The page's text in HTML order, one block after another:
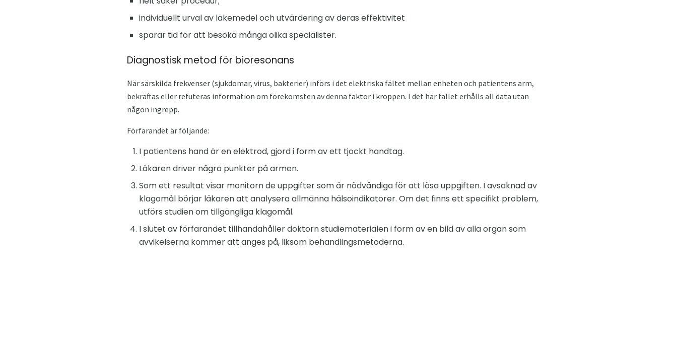
individuellt urval av läkemedel och utvärdering av deras effektivitet
sparar tid för att besöka många olika specialister.
Diagnostisk metod för bioresonans
När särskilda frekvenser (sjukdomar, virus, bakterier) införs i det elektriska fältet mellan enheten och patientens arm,
bekräftas eller refuteras information om förekomsten av denna faktor i kroppen. I det här fallet erhålls all data utan
någon ingrepp.
Förfarandet är följande:
I patientens hand är en elektrod, gjord i form av ett tjockt handtag.
Läkaren driver några punkter på armen.
Som ett resultat visar monitorn de uppgifter som är nödvändiga för att lösa uppgiften. I avsaknad av
klagomål börjar läkaren att analysera allmänna hälsoindikatorer. Om det finns ett specifikt problem,
utförs studien om tillgängliga klagomål.
I slutet av förfarandet tillhandahåller doktorn studiematerialen i form av en bild av alla organ som
avvikelserna kommer att anges på, liksom behandlingsmetoderna.